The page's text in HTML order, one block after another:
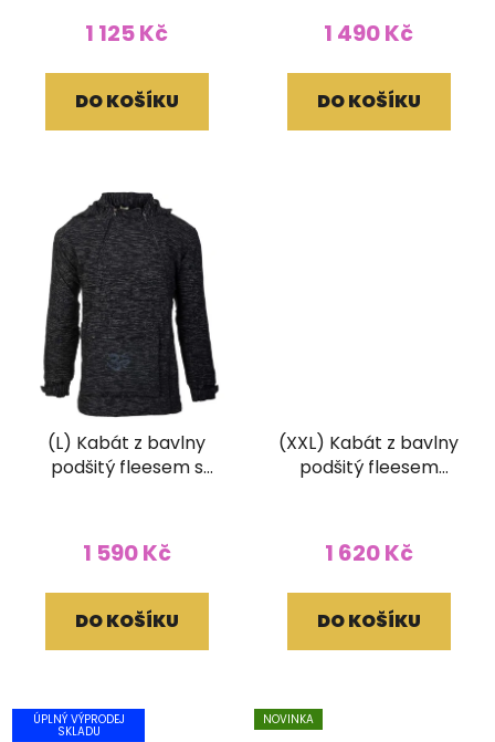
1 125 Kč
DO KOŠÍKU
1 490 Kč
DO KOŠÍKU
(L) Kabát z bavlny
podšitý fleesem s
1 590 Kč
DO KOŠÍKU
(XXL) Kabát z bavlny
podšitý fleesem
1 620 Kč
DO KOŠÍKU
ÚPLNÝ VÝPRODEJ
SKLADU
NOVINKA